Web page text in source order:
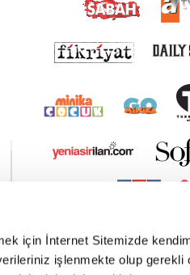
için İnternet Sitemizde
işlenmekte olup